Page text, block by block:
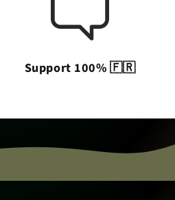
Support 100% 🇫🇷